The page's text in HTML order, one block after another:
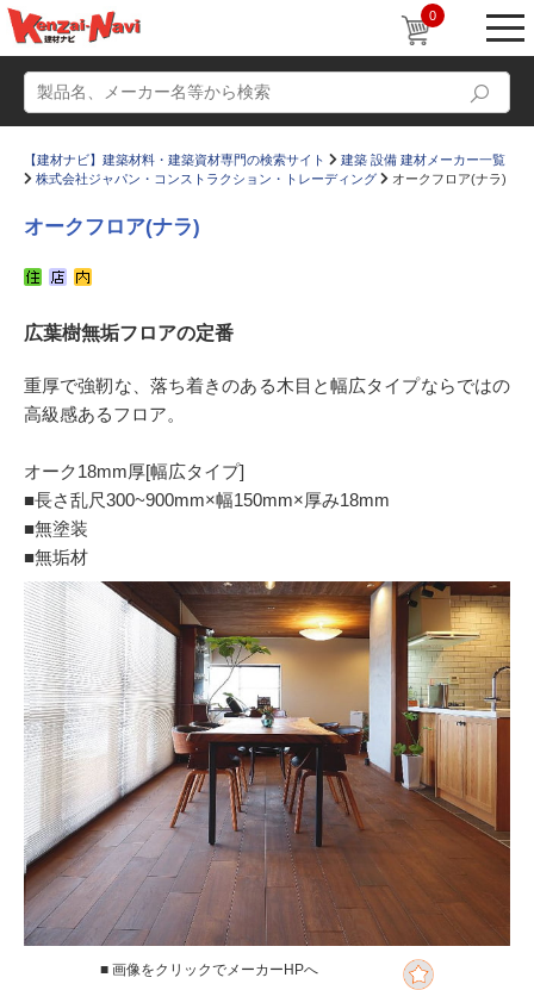
0
かたなび
すまいリング 設計士インタビュー
Q＆A
お気に入り
【建材ナビ】建築材料・建築資材専門の検索サイト
建築 設備 建材メーカー一覧
株式会社ジャパン・コンストラクション・トレーディング
オークフロア(ナラ)
オークフロア(ナラ)
広葉樹無垢フロアの定番
重厚で強靭な、落ち着きのある木目と幅広タイプならではの
高級感あるフロア。
オーク18mm厚[幅広タイプ]
■長さ乱尺300~900mm×幅150mm×厚み18mm
■無塗装
■無垢材
■ 画像をクリックでメーカーHPへ